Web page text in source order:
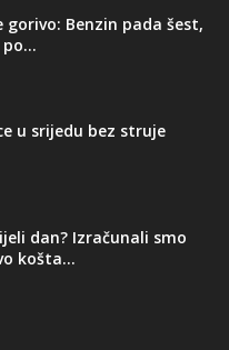
Benzin pada šest,
u srijedu bez struje
dan? Izračunali smo
košta...